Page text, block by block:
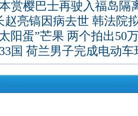
赏樱巴士再驶入福岛隔
赵亮镐因病去世 韩法院
阳蛋”芒果 两个拍出50
国 荷兰男子完成电动车